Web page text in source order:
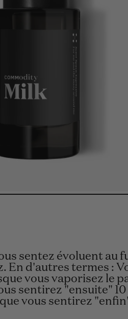
sentez évoluent au
En d'autres termes :
vous vaporisez le
sentirez "ensuite" 10
vous sentirez